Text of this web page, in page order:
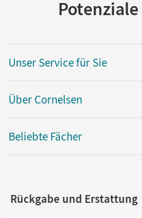
Unser Service für Sie
Über Cornelsen
Beliebte Fächer
Rückgabe und Erstattung